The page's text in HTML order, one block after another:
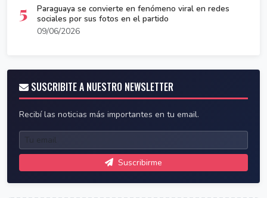
5
Paraguaya se convierte en fenómeno viral en redes
sociales por sus fotos en el partido
09/06/2026
SUSCRIBITE A NUESTRO NEWSLETTER
Recibí las noticias más importantes en tu email.
Suscribirme